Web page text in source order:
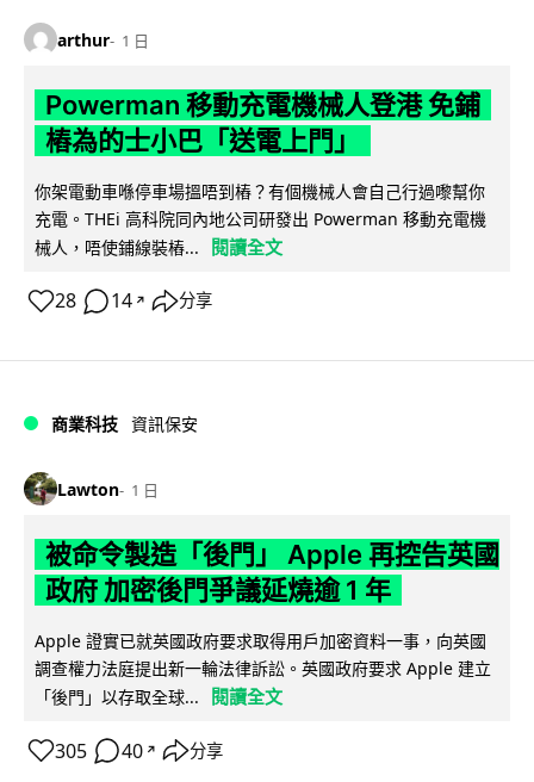
arthur 1 日
Powerman 移動充電機械人登港 免鋪
樁為的士小巴「送電上門」
你架電動車喺停車場搵唔到樁？有個機械人會自己行過嚟幫你
充電。THEi 高科院同內地公司研發出 Powerman 移動充電機
械人，唔使鋪線裝樁...
閱讀全文
28 14 ↗ 分享
商業科技 資訊保安
Lawton 1 日
被命令製造「後門」 Apple 再控告英國
政府 加密後門爭議延燒逾 1 年
Apple 證實已就英國政府要求取得用戶加密資料一事，向英國
調查權力法庭提出新一輪法律訴訟。英國政府要求 Apple 建立
「後門」以存取全球...
閱讀全文
305 40 ↗ 分享